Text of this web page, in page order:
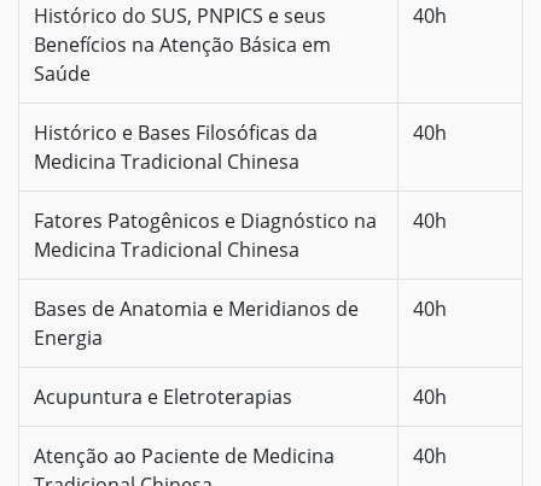
Histórico do SUS, PNPICS e seus
Benefícios na Atenção Básica em
Saúde
40h
Histórico e Bases Filosóficas da
Medicina Tradicional Chinesa
40h
Fatores Patogênicos e Diagnóstico na
Medicina Tradicional Chinesa
40h
Bases de Anatomia e Meridianos de
Energia
40h
Acupuntura e Eletroterapias 40h
Atenção ao Paciente de Medicina
40h